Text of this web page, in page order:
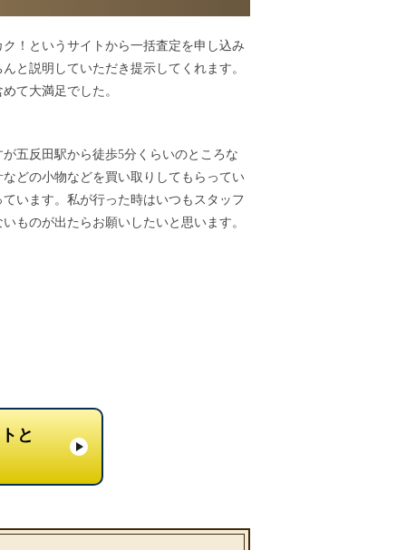
！というサイトから一括査定を申し込み
と説明していただき提示してくれます。
て大満足でした。
五反田駅から徒歩5分くらいのところな
どの小物などを買い取りしてもらってい
います。私が行った時はいつもスタッフ
ものが出たらお願いしたいと思います。
と